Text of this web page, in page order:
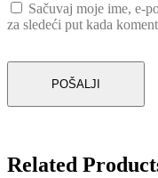
Sačuvaj moje ime, e-
za sledeći put kada
Related